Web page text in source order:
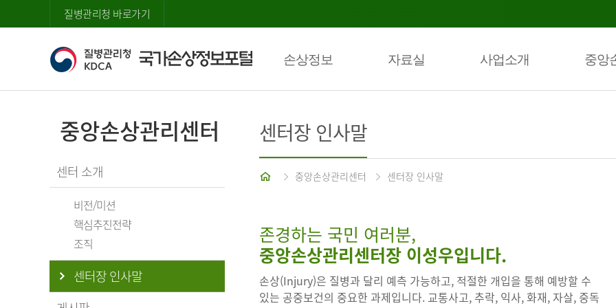
질병관리청 바로가기
손상정보 자료실 사업소개 중앙
중앙손상관리센터
센터 소개
비전/미션
핵심추진전략
조직
센터장 인사말
센터장 인사말
중앙손상관리센터 센터장 인사말
존경하는 국민 여러분,
중앙손상관리센터장 이성우입니다.
손상(Injury)은 질병과 달리 예측 가능하고, 적절한 개입을 통해 예방할 수
있는 공중보건의 중요한 과제입니다. 교통사고, 추락, 익사, 화재, 자살, 중독